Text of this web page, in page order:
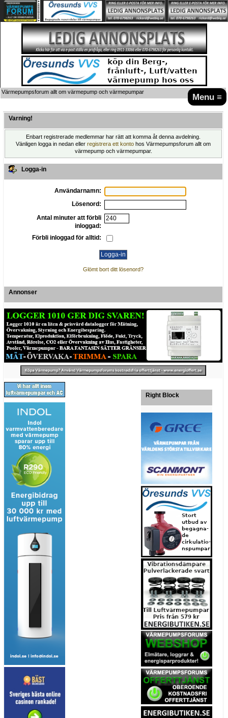
Menu ≡
Värmepumpsforum allt om värmepump och värmepumpar
Varning!
Enbart registrerade medlemmar har rätt att komma åt denna avdelning.
Vänligen logga in nedan eller registrera ett konto hos Värmepumpsforum allt om
värmepump och värmepumpar.
Logga-in
Användarnamn:
Lösenord:
Antal minuter att förbli
inloggad:
Förbli inloggad för alltid:
Glömt bort ditt lösenord?
Annonser
Right Block